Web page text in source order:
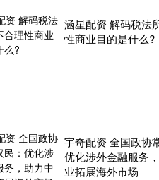
涵星配资 解码税法
性商业目的是什么?
宇奇配资 全国政协
优化涉外金融服务
业拓展海外市场